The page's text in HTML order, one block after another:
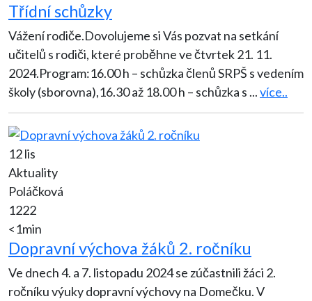
Třídní schůzky
Vážení rodiče.Dovolujeme si Vás pozvat na setkání
učitelů s rodiči, které proběhne ve čtvrtek 21. 11.
2024.Program:16.00 h – schůzka členů SRPŠ s vedením
školy (sborovna),16.30 až 18.00 h – schůzka s ...více..
12 lis
Aktuality
Poláčková
1222
<1min
Dopravní výchova žáků 2. ročníku
Ve dnech 4. a 7. listopadu 2024 se zúčastnili žáci 2.
ročníku výuky dopravní výchovy na Domečku. V